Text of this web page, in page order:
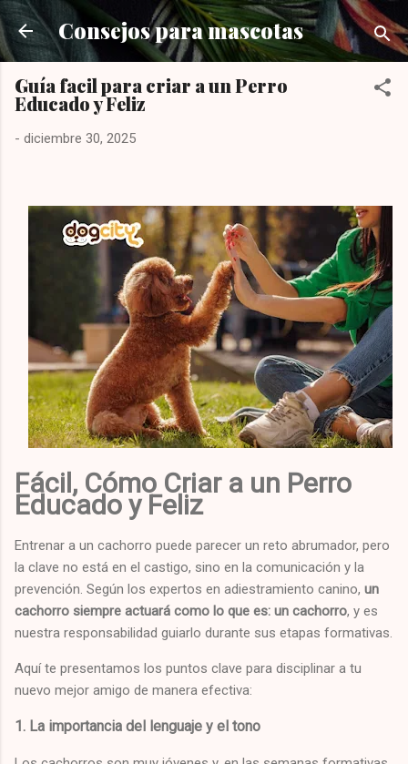
Ir al contenido principal
Consejos para mascotas
Guía facil para criar a un Perro
Educado y Feliz
- diciembre 30, 2025
Fácil, Cómo Criar a un Perro
Educado y Feliz
Entrenar a un cachorro puede parecer un reto abrumador, pero
la clave no está en el castigo, sino en la comunicación y la
prevención. Según los expertos en adiestramiento canino, un
cachorro siempre actuará como lo que es: un cachorro, y es
nuestra responsabilidad guiarlo durante sus etapas formativas.
Aquí te presentamos los puntos clave para disciplinar a tu
nuevo mejor amigo de manera efectiva:
1. La importancia del lenguaje y el tono